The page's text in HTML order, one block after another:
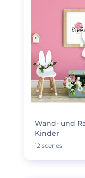
Wand- und
Kinder
12 scenes